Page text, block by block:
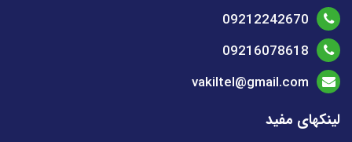
09212242670
09216078618
vakiltel@gmail.com
لینکهای مفید